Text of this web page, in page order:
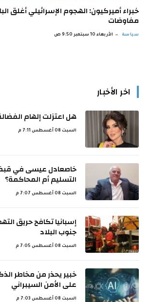
خبراء أميركيون: الهجوم الإسرائيلي أغلق
مفاوضات
سياسة الأربعاء 10 سبتمبر 9:50 ص
اخر الأخبار
هل اعتزلت إلهام
السبت 08 أغسطس 7:11 م
خاصعادل عيسى في
التسليم أم المحاكمة؟
السبت 08 أغسطس 7:07 م
جنوب البلاد
السبت 08 أغسطس 7:05 م
خبير يحذر من مخاطر
على الأمن السيبراني
السبت 08 أغسطس 7:03 م